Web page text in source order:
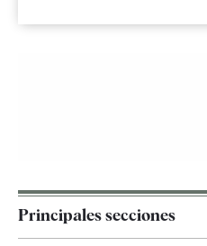
Principales secciones